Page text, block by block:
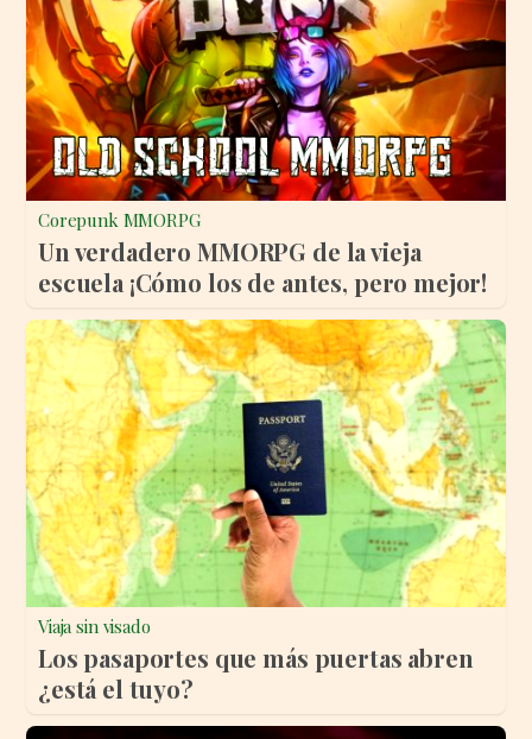
Corepunk MMORPG
Un verdadero MMORPG de la vieja
escuela ¡Cómo los de antes, pero mejor!
Viaja sin visado
Los pasaportes que más puertas abren
¿está el tuyo?